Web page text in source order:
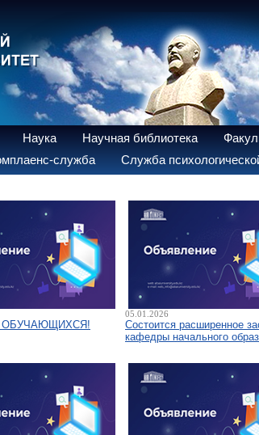
Наука Научная библиотека
служба Служба
ОБУЧАЮЩИХСЯ!
05.01.2026
Состоится расширенное
кафедры начального